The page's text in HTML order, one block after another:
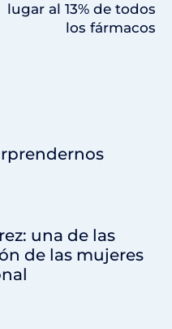
lugar al 13% de todos
los fármacos
una de las
de las mujeres